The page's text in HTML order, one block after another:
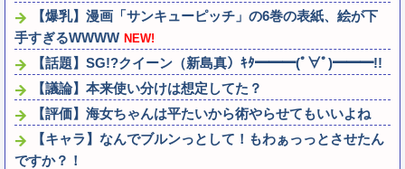
【爆乳】漫画「サンキューピッチ」の6巻の表紙、絵が下
手すぎるWWWW NEW!
【話題】SG!?クイーン（新島真）ｷﾀ━━━(ﾟ∀ﾟ)━━━!!
【議論】本来使い分けは想定してた？
【評価】海女ちゃんは平たいから術やらせてもいいよね
【キャラ】なんでブルンっとして！もわぁっっとさせたん
ですか？！